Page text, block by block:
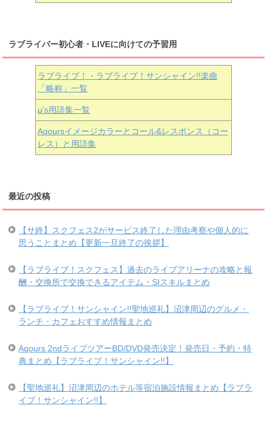
ラブライバー初心者・LIVEに向けての予習用
ラブライブ！・ラブライブ！サンシャイン!!楽曲
「略称」一覧
μ’s用語集一覧
Aqoursイメージカラーとコール&レスポンス（コー
レス）と用語集
最近の投稿
【サ終】スクフェス2がサービス終了した理由考察や個人的に
思うことまとめ【更新一旦終了の挨拶】
【ラブライブ！スクフェス】過去のライブアリーナの攻略と報
酬・交換所で交換できるアイテム・SIスキルまとめ
【ラブライブ！サンシャイン!!聖地巡礼】沼津周辺のグルメ・
ランチ・カフェおすすめ情報まとめ
Aqours 2ndライブツアーBD/DVD発売決定！発売日・予約・特
典まとめ【ラブライブ！サンシャイン!!】
【聖地巡礼】沼津周辺のホテル等宿泊施設情報まとめ【ラブラ
イブ！サンシャイン!!】